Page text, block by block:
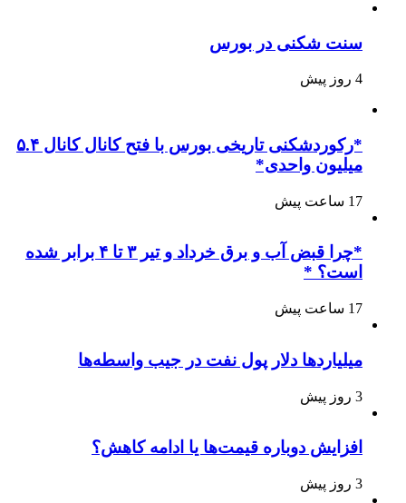
سنت شکنی در بورس
4 روز پیش
*رکوردشکنی تاریخی بورس با فتح کانال کانال ۵.۴
میلیون واحدی*
17 ساعت پیش
*چرا قبض آب و برق خرداد و تیر ۳ تا ۴ برابر شده
است؟ *
17 ساعت پیش
میلیاردها دلار پول نفت در جیب واسطه‌ها
3 روز پیش
افزایش دوباره قیمت‌ها یا ادامه کاهش؟
3 روز پیش